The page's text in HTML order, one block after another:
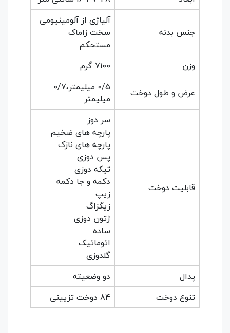
جنس بدنه
آلیاژی از آلومینیومی
سخت زاماک
مستحکم
وزن
7100 گرم
عرض و طول دوخت
0/5 میلیمتر،0/7
میلیمتر
قابلیت دوخت
سر دوز
پارچه های ضخیم
پارچه های نازک
پس دوزی
تیکه دوزی
دکمه و جا دکمه
زیپ
زیگزاگ
ژتون دوزی
ساده
اتوماتیک
گلدوزی
پدال
دو وضعیته
تنوع دوخت
84 دوخت تزیینی